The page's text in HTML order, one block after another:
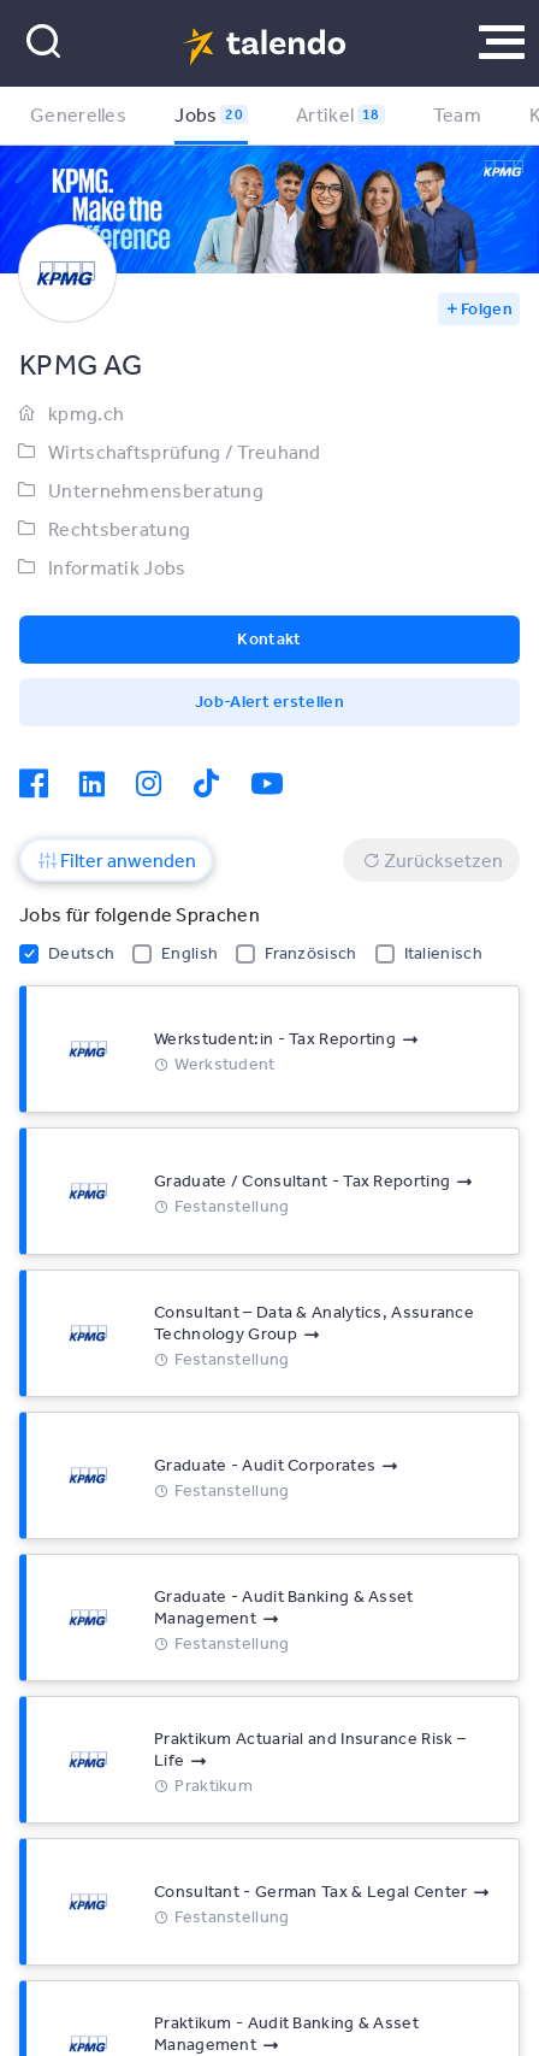
Folgen
Generelles Jobs 20 Artikel 18 Team
KPMG AG
kpmg.ch
Wirtschaftsprüfung / Treuhand
Unternehmensberatung
Rechtsberatung
Informatik Jobs
Kontakt
Job-Alert erstellen
Filter anwenden Zurücksetzen
Jobs für folgende Sprachen
Deutsch English Französisch Italienisch
Werkstudent:in - Tax Reporting
Werkstudent
Graduate / Consultant - Tax Reporting
Festanstellung
Consultant – Data & Analytics, Assurance
Technology Group
Festanstellung
Graduate - Audit Corporates
Festanstellung
Graduate - Audit Banking & Asset
Management
Festanstellung
Praktikum Actuarial and Insurance Risk –
Life
Praktikum
Consultant - German Tax & Legal Center
Festanstellung
Praktikum - Audit Banking & Asset
Management